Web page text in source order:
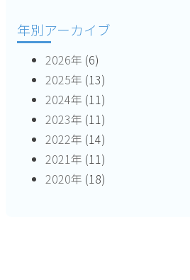
年別アーカイブ
2026年 (6)
2025年 (13)
2024年 (11)
2023年 (11)
2022年 (14)
2021年 (11)
2020年 (18)